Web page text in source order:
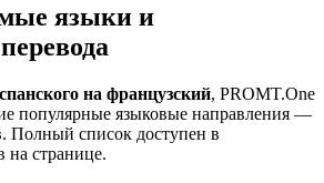
языки и
на французский, PROMT.One
популярные языковые направления —
Полный список доступен в
на странице.